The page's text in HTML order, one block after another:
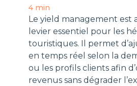
4 min
Le yield management est
levier essentiel pour les
touristiques. Il permet
en temps réel selon la
ou les profils clients afin
revenus sans dégrader